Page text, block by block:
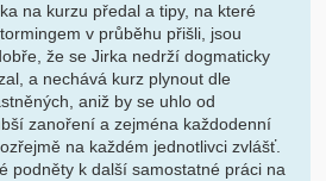
na kurzu předal a tipy, na které
v průběhu přišli, jsou
že se Jirka nedrží dogmaticky
a nechává kurz plynout dle
aniž by se uhlo od
zanoření a zejména každodenní
na každém jednotlivci zvlášť.
podněty k další samostatné práci na